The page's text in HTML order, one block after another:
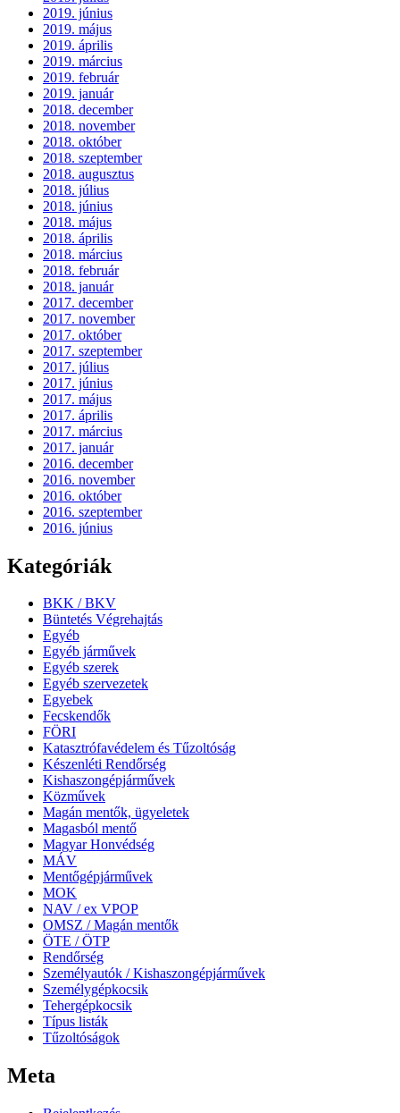
2019. június
2019. május
2019. április
2019. március
2019. február
2019. január
2018. december
2018. november
2018. október
2018. szeptember
2018. augusztus
2018. július
2018. június
2018. május
2018. április
2018. március
2018. február
2018. január
2017. december
2017. november
2017. október
2017. szeptember
2017. július
2017. június
2017. május
2017. április
2017. március
2017. január
2016. december
2016. november
2016. október
2016. szeptember
2016. június
Kategóriák
BKK / BKV
Büntetés Végrehajtás
Egyéb
Egyéb járművek
Egyéb szerek
Egyéb szervezetek
Egyebek
Fecskendők
FÖRI
Katasztrófavédelem és Tűzoltóság
Készenléti Rendőrség
Kishaszongépjárművek
Közművek
Magán mentők, ügyeletek
Magasból mentő
Magyar Honvédség
MÁV
Mentőgépjárművek
MOK
NAV / ex VPOP
OMSZ / Magán mentők
ÖTE / ÖTP
Rendőrség
Személyautók / Kishaszongépjárművek
Személygépkocsik
Tehergépkocsik
Típus listák
Tűzoltóságok
Meta